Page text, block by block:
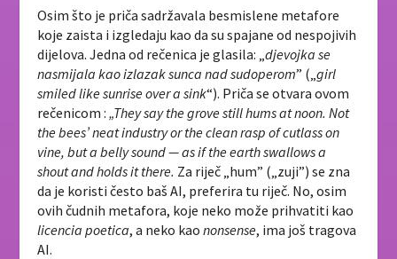
Osim što je priča sadržavala besmislene metafore
koje zaista i izgledaju kao da su spajane od nespojivih
dijelova. Jedna od rečenica je glasila: „djevojka se
nasmijala kao izlazak sunca nad sudoperom” („girl
smiled like sunrise over a sink“). Priča se otvara ovom
rečenicom :„They say the grove still hums at noon. Not
the bees’ neat industry or the clean rasp of cutlass on
vine, but a belly sound — as if the earth swallows a
shout and holds it there. Za riječ „hum” („zuji”) se zna
da je koristi često baš AI, preferira tu riječ. No, osim
ovih čudnih metafora, koje neko može prihvatiti kao
licencia poetica, a neko kaononsense, ima još tragova
AI.